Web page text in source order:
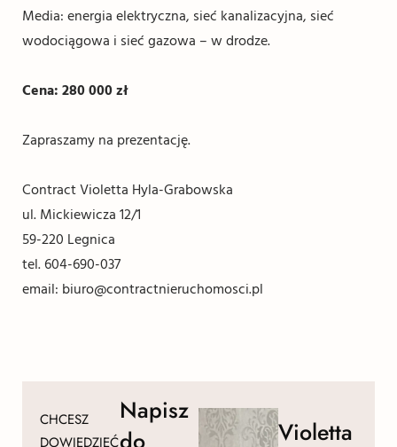
Media: energia elektryczna, sieć kanalizacyjna, sieć
wodociągowa i sieć gazowa – w drodze.
Cena: 280 000 zł
Zapraszamy na prezentację.
Contract Violetta Hyla-Grabowska
ul. Mickiewicza 12/1
59-220 Legnica
tel. 604-690-037
email: biuro@contractnieruchomosci.pl
CHCESZ
DOWIEDZIEĆ
Napisz
Violetta